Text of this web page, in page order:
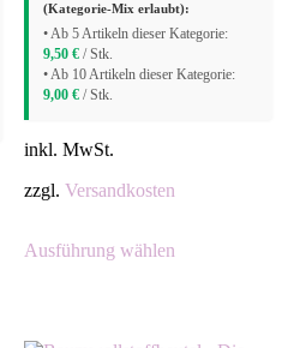
(Kategorie-Mix erlaubt):
• Ab 5 Artikeln dieser Kategorie:
9,50 €/ Stk.
• Ab 10 Artikeln dieser Kategorie:
9,00 €/ Stk.
inkl. MwSt.
zzgl. Versandkosten
Ausführung wählenProdukt